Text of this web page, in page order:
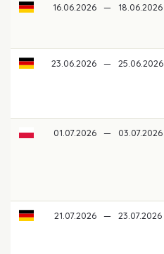
16.06.2026 — 18.06.2026
23.06.2026 — 25.06.2026
01.07.2026 — 03.07.2026
21.07.2026 — 23.07.2026